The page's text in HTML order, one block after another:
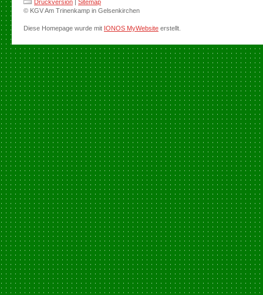
Druckversion | Sitemap
© KGV Am Trinenkamp in Gelsenkirchen
Diese Homepage wurde mit IONOS MyWebsite erstellt.